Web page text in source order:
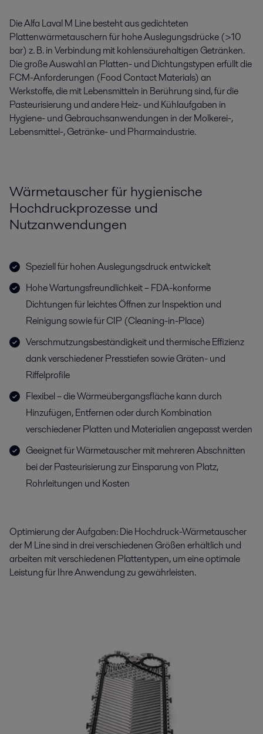
Die Alfa Laval M Line besteht aus gedichteten
Plattenwärmetauschern für hohe Auslegungsdrücke (>10
bar) z. B. in Verbindung mit kohlensäurehaltigen Getränken.
Die große Auswahl an Platten- und Dichtungstypen erfüllt die
FCM-Anforderungen (Food Contact Materials) an
Werkstoffe, die mit Lebensmitteln in Berührung sind, für die
Pasteurisierung und andere Heiz- und Kühlaufgaben in
Hygiene- und Gebrauchsanwendungen in der Molkerei-,
Lebensmittel-, Getränke- und Pharmaindustrie.
Wärmetauscher für hygienische
Hochdruckprozesse und
Nutzanwendungen
Speziell für hohen Auslegungsdruck entwickelt
Hohe Wartungsfreundlichkeit – FDA-konforme
Dichtungen für leichtes Öffnen zur Inspektion und
Reinigung sowie für CIP (Cleaning-in-Place)
Verschmutzungsbeständigkeit und thermische Effizienz
dank verschiedener Presstiefen sowie Gräten- und
Riffelprofile
Flexibel – die Wärmeübergangsfläche kann durch
Hinzufügen, Entfernen oder durch Kombination
verschiedener Platten und Materialien angepasst werden
Geeignet für Wärmetauscher mit mehreren Abschnitten
bei der Pasteurisierung zur Einsparung von Platz,
Rohrleitungen und Kosten
Optimierung der Aufgaben: Die Hochdruck-Wärmetauscher
der M Line sind in drei verschiedenen Größen erhältlich und
arbeiten mit verschiedenen Plattentypen, um eine optimale
Leistung für Ihre Anwendung zu gewährleisten.